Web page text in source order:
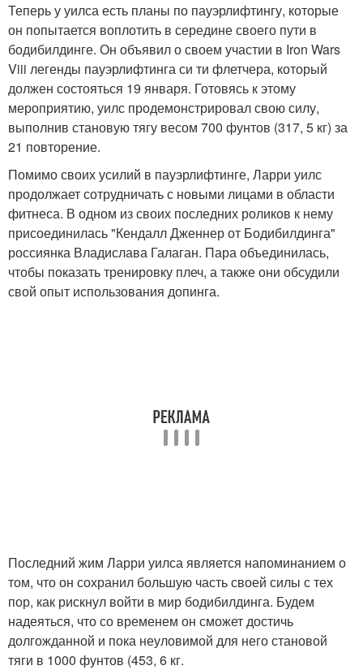
Теперь у уилса есть планы по пауэрлифтингу, которые
он попытается воплотить в середине своего пути в
бодибилдинге. Он объявил о своем участии в Iron Wars
Viii легенды пауэрлифтинга си ти флетчера, который
должен состояться 19 января. Готовясь к этому
мероприятию, уилс продемонстрировал свою силу,
выполнив становую тягу весом 700 фунтов (317, 5 кг) за
21 повторение.
Помимо своих усилий в пауэрлифтинге, Ларри уилс
продолжает сотрудничать с новыми лицами в области
фитнеса. В одном из своих последних роликов к нему
присоединилась "Кендалл Дженнер от Бодибилдинга"
россиянка Владислава Галаган. Пара объединилась,
чтобы показать тренировку плеч, а также они обсудили
свой опыт использования допинга.
Последний жим Ларри уилса является напоминанием о
том, что он сохранил большую часть своей силы с тех
пор, как рискнул войти в мир бодибилдинга. Будем
надеяться, что со временем он сможет достичь
долгожданной и пока неуловимой для него становой
тяги в 1000 фунтов (453, 6 кг.